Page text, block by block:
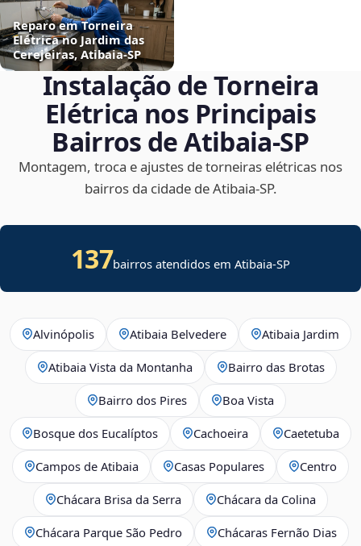
Reparo em Torneira
Elétrica no Jardim das
Cerejeiras, Atibaia‑SP
Instalação de Torneira
Elétrica nos Principais
Bairros de Atibaia‑SP
Montagem, troca e ajustes de torneiras elétricas nos
bairros da cidade de Atibaia‑SP.
137bairros atendidos em Atibaia-SP
Alvinópolis Atibaia Belvedere Atibaia Jardim
Atibaia Vista da Montanha Bairro das Brotas
Bairro dos Pires Boa Vista
Bosque dos Eucalíptos Cachoeira Caetetuba
Campos de Atibaia Casas Populares Centro
Chácara Brisa da Serra Chácara da Colina
Chácara Parque São Pedro Chácaras Fernão Dias